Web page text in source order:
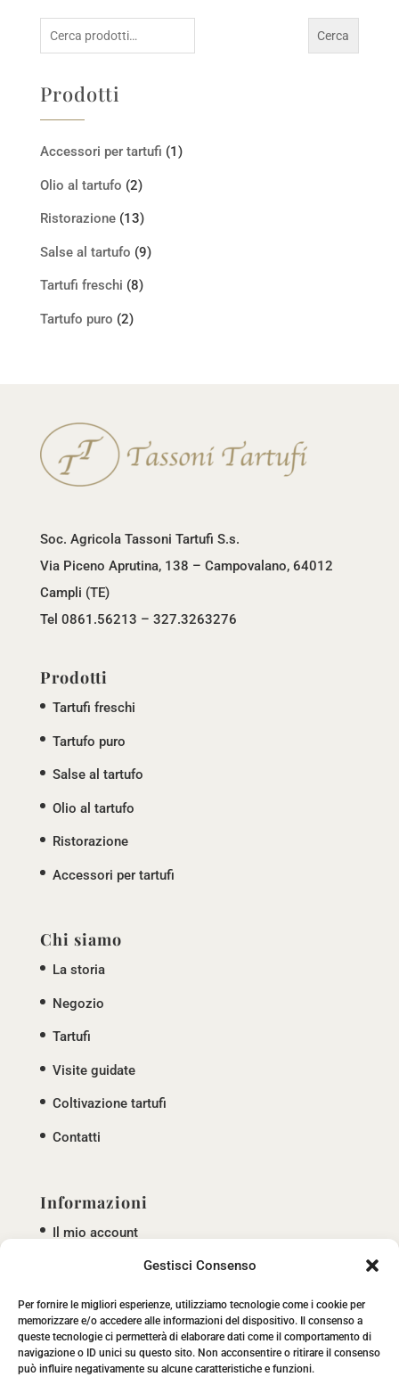
Gestisci Consenso
Per fornire le migliori esperienze, utilizziamo tecnologie come i cookie per
memorizzare e/o accedere alle informazioni del dispositivo. Il consenso a
queste tecnologie ci permetterà di elaborare dati come il comportamento di
navigazione o ID unici su questo sito. Non acconsentire o ritirare il consenso
può influire negativamente su alcune caratteristiche e funzioni.
Cerca: Cerca
Prodotti
Accessori per tartufi (1)
Olio al tartufo (2)
Ristorazione (13)
Salse al tartufo (9)
Tartufi freschi (8)
Tartufo puro (2)
Soc. Agricola Tassoni Tartufi S.s.
Via Piceno Aprutina, 138 – Campovalano, 64012
Campli (TE)
Tel 0861.56213 – 327.3263276
Prodotti
Tartufi freschi
Tartufo puro
Salse al tartufo
Olio al tartufo
Ristorazione
Accessori per tartufi
Chi siamo
La storia
Negozio
Tartufi
Visite guidate
Coltivazione tartufi
Contatti
Informazioni
Il mio account
Termini e condizioni
Privacy policy
Cookie policy